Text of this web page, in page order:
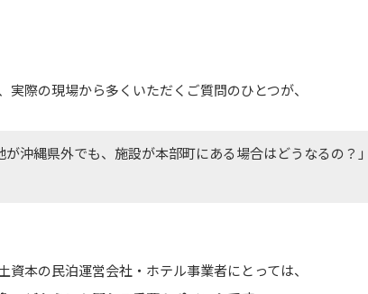
実際の現場から多くいただくご質問のひとつが、
が沖縄県外でも、施設が本部町にある場合はどうなるの？」
資本の民泊運営会社・ホテル事業者にとっては、